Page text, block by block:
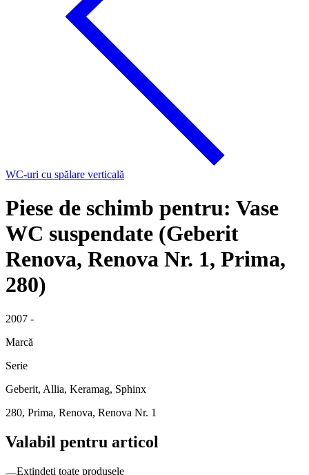
WC-uri cu spălare verticală
Piese de schimb pentru: Vase
WC suspendate (Geberit
Renova, Renova Nr. 1, Prima,
280)
2007 -
Marcă
Serie
Geberit, Allia, Keramag, Sphinx
280, Prima, Renova, Renova Nr. 1
Valabil pentru articol
Extindeți toate produsele